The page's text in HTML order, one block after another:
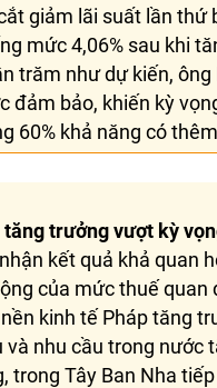
giảm lãi suất lần thứ
mức 4,06% sau khi
trăm như dự kiến,
đảm bảo, khiến kỳ
60% khả năng có
tăng trưởng vượt kỳ
kết quả khả quan
của mức thuế quan
kinh tế Pháp tăng
và nhu cầu trong nước
trong Tây Ban Nha